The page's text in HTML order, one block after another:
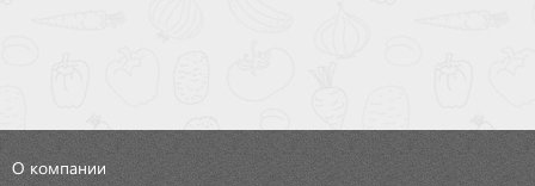
О компании